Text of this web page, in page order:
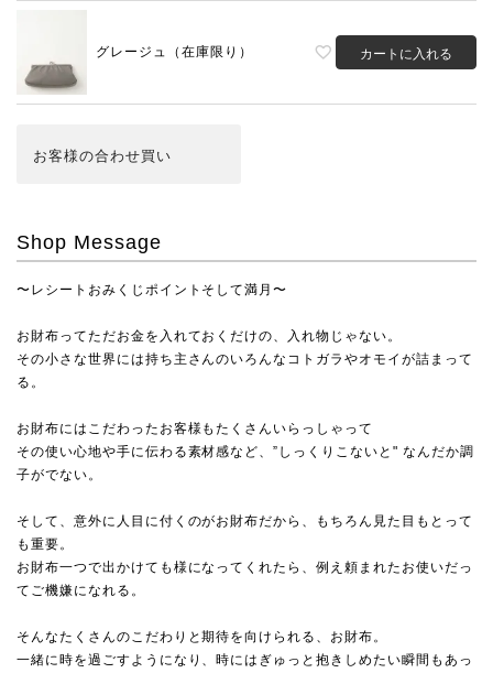
グレージュ（在庫限り） カートに入れる
お客様の合わせ買い
Shop Message
〜レシートおみくじポイントそして満月〜
お財布ってただお金を入れておくだけの、入れ物じゃない。
その小さな世界には持ち主さんのいろんなコトガラやオモイが詰まって
る。
お財布にはこだわったお客様もたくさんいらっしゃって
その使い心地や手に伝わる素材感など、”しっくりこないと" なんだか調
子がでない。
そして、意外に人目に付くのがお財布だから、もちろん見た目もとって
も重要。
お財布一つで出かけても様になってくれたら、例え頼まれたお使いだっ
てご機嫌になれる。
そんなたくさんのこだわりと期待を向けられる、お財布。
一緒に時を過ごすようになり、時にはぎゅっと抱きしめたい瞬間もあっ